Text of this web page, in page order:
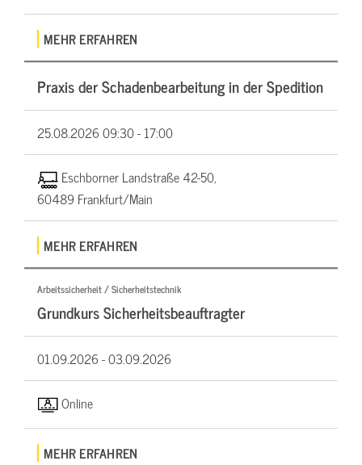
MEHR ERFAHREN
Praxis der Schadenbearbeitung in der Spedition
25.08.202609:30 - 17:00
Eschborner Landstraße 42-50,
60489 Frankfurt/Main
MEHR ERFAHREN
Arbeitssicherheit / Sicherheitstechnik
Grundkurs Sicherheitsbeauftragter
01.09.2026 -03.09.2026
Online
MEHR ERFAHREN